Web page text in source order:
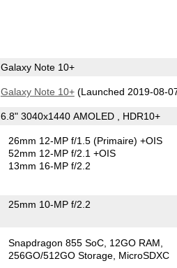
Galaxy Note 10+
Galaxy Note 10+(Launched 2019-08-
6.8" 3040x1440 AMOLED , HDR10+
26mm 12-MP f/1.5(Primaire) +OIS
52mm 12-MP f/2.1 +OIS
13mm 16-MP f/2.2
25mm 10-MP f/2.2
Snapdragon 855 SoC 12GO RAM
256GO/512GO Storage MicroSDXC